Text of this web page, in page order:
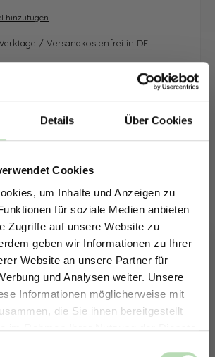
Details Über Cookies
Cookies
um Inhalte und Anzeigen zu
für soziale Medien anbieten
Zugriffe auf unsere Website zu
geben wir Informationen zu Ihrer
Website an unsere Partner für
und Analysen weiter. Unsere
Informationen möglicherweise mit
die Sie ihnen bereitgestellt
im Rahmen Ihrer Nutzung der Dienste
hinzufügen
/ Versandkostenfrei in DE
5% RABATT AUF
RÜCKWÄNDE